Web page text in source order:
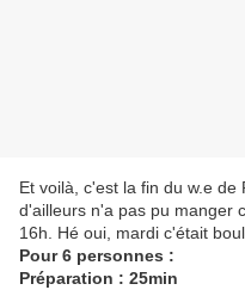
Et voilà, c'est la fin du w.e
d'ailleurs n'a pas pu manger
16h. Hé oui, mardi c'était
Pour 6 personnes :
Préparation : 25min